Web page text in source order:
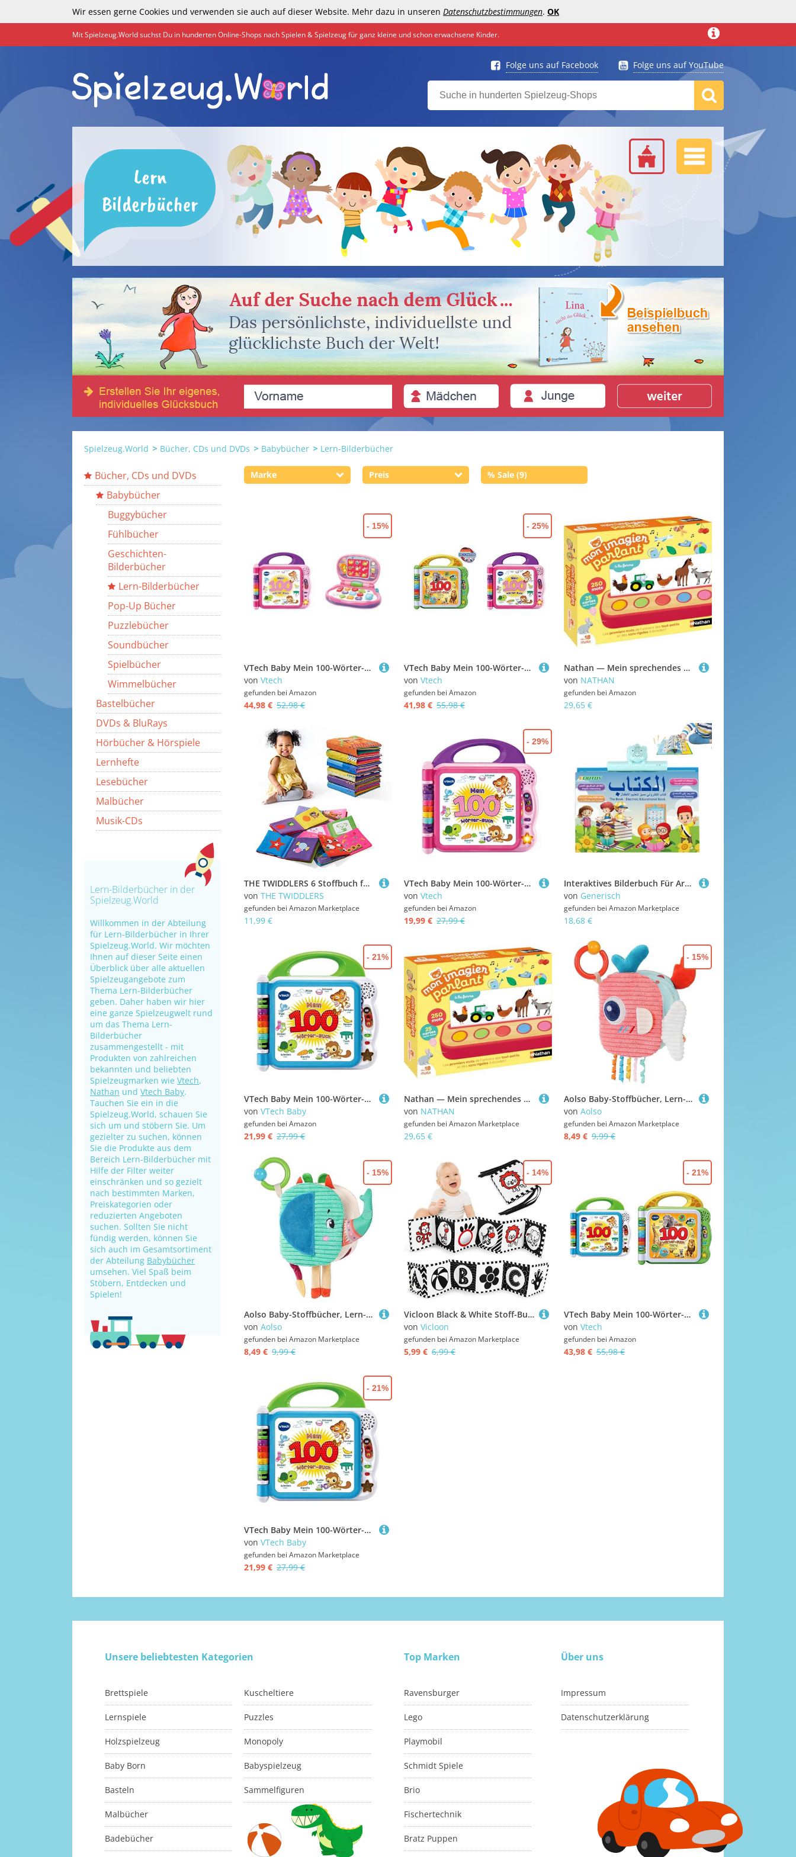
Wir essen gerne Cookies und verwenden sie auch auf dieser Website. Mehr dazu in unseren Datenschutzbestimmungen. OK
Mit Spielzeug.World suchst Du in hunderten Online-Shops nach Spielen & Spielzeug für ganz kleine und schon erwachsene Kinder.
Folge uns auf Facebook Folge uns auf YouTube
Lern
Bilderbücher
Spielzeug.World Bücher, CDs und DVDs Babybücher Lern-Bilderbücher
Bücher, CDs und DVDs
Babybücher
Buggybücher
Fühlbücher
Geschichten-
Bilderbücher
Lern-Bilderbücher
Pop-Up Bücher
Puzzlebücher
Soundbücher
Spielbücher
Wimmelbücher
Bastelbücher
DVDs & BluRays
Hörbücher & Hörspiele
Lernhefte
Lesebücher
Malbücher
Musik-CDs
Lern-Bilderbücher in der
Spielzeug.World
Willkommen in der Abteilung
für Lern-Bilderbücher in Ihrer
Spielzeug.World. Wir möchten
Ihnen auf dieser Seite einen
Überblick über alle aktuellen
Spielzeugangebote zum
Thema Lern-Bilderbücher
geben. Daher haben wir hier
eine ganze Spielzeugwelt rund
um das Thema Lern-
Bilderbücher
zusammengestellt - mit
Produkten von zahlreichen
bekannten und beliebten
Spielzeugmarken wie Vtech,
Nathan und Vtech Baby.
Tauchen Sie ein in die
Spielzeug.World, schauen Sie
sich um und stöbern Sie. Um
gezielter zu suchen, können
Sie die Produkte aus dem
Bereich Lern-Bilderbücher mit
Hilfe der Filter weiter
einschränken und so gezielt
nach bestimmten Marken,
Preiskategorien oder
reduzierten Angeboten
suchen. Sollten Sie nicht
fündig werden, können Sie
sich auch im Gesamtsortiment
der Abteilung Babybücher
umsehen. Viel Spaß beim
Stöbern, Entdecken und
Spielen!
Marke Preis % Sale (9)
VTech Baby Mein 100-Wörter-Buch pink – Interaktives Bilderbuch zum Lernen erster Wörter mit 12 bilingualen Seiten in Deutsch-Englisch – Für Kinder von 2-5 Jahren & Baby 80-191254
von Vtech
gefunden bei Amazon
44,98 € 52,98 €
- 15%
VTech Baby Mein 100-Wörter-Buch: Tiere – Interaktives Bildwörterbuch zum Lernen erster Wörter – 2-5 Jahren & Baby Mein 100-Wörter-Buch pink Interaktives Bilderbuch zum Lernen erster Wörter 2-5 Jahren
von Vtech
gefunden bei Amazon
41,98 € 55,98 €
- 25%
Nathan — Mein sprechendes Bilderbuch — Lernspiel — Interaktives Spiel — Wörter entdecken und lernen — Ab 18 Monaten
von NATHAN
gefunden bei Amazon
29,65 €
THE TWIDDLERS 6 Stoffbuch für Babys, Kinder Bilderbuch Knisterbuch Badebuch - Weich, Beißbar, Waschbar, Ungiftig - Frühes Lernen Interaktives Spielzeug.
von THE TWIDDLERS
gefunden bei Amazon Marketplace
11,99 €
VTech Baby Mein 100-Wörter-Buch pink – Interaktives Bilderbuch zum Lernen erster Wörter mit 12 bilingualen Seiten in Deutsch-Englisch – Für Kinder von 2-5 Jahren
von Vtech
gefunden bei Amazon
19,99 € 27,99 €
- 29%
Interaktives Bilderbuch Für Arabische Buchstaben – Sprechendes Lernbuch Für Die Sprache | Pädagogisches Werk Für Wortschatz Und Phonetik | Zum Lernen Für Kinder
von Generisch
gefunden bei Amazon Marketplace
18,68 €
VTech Baby Mein 100-Wörter-Buch – Interaktives Bilderbuch zum Lernen erster Wörter mit 12 bilingualen Seiten in Deutsch-Englisch – Für Kinder von 2-5 Jahren
von VTech Baby
gefunden bei Amazon
21,99 € 27,99 €
- 21%
Nathan — Mein sprechendes Bilderbuch — Lernspiel — Interaktives Spiel — Wörter entdecken und lernen — Ab 18 Monaten
von NATHAN
gefunden bei Amazon Marketplace
29,65 €
Aolso Baby-Stoffbücher, Lern- und Lehrbuch für Neugeborene, Kinder im Vorschulalter, Spielzeug-Stoffbücher, Weiche Stoffbücher für Babys, Interaktives Bilderbuch Babyspielzeug (Wal)
von Aolso
gefunden bei Amazon Marketplace
8,49 € 9,99 €
- 15%
Aolso Baby-Stoffbücher, Lern- und Lehrbuch für Neugeborene, Kinder im Vorschulalter, Spielzeug-Stoffbücher, Weiche Stoffbücher für Babys, Interaktives Bilderbuch Babyspielzeug (Elefant)
von Aolso
gefunden bei Amazon Marketplace
8,49 € 9,99 €
- 15%
Vicloon Black & White Stoff-Buch,Soft Bilderbuch aus Stoff mit Spiegeln, Schwarz Weiß Doppelseitig Baby Stoffbuch, Wahrnehmungs-Lernspielzeug,Neugeborenes Lernspielzeug Spielzeug Geschenk
von Vicloon
gefunden bei Amazon Marketplace
5,99 € 6,99 €
- 14%
VTech Baby Mein 100-Wörter-Buch – Interaktives Bilderbuch zum Lernen erster Wörter mit 12 bilingualen Seiten in Deutsch-Englisch – Für 2-5 Jahren & Baby Mein 100-Wörter-Buch: Tiere – Für 2-5 Jahren
von Vtech
gefunden bei Amazon
43,98 € 55,98 €
- 21%
VTech Baby Mein 100-Wörter-Buch – Interaktives Bilderbuch zum Lernen erster Wörter mit 12 bilingualen Seiten in Deutsch-Englisch – Für Kinder von 2-5 Jahren
von VTech Baby
gefunden bei Amazon Marketplace
21,99 € 27,99 €
- 21%
Über uns
Impressum
Datenschutzerklärung
Unsere beliebtesten Kategorien
Brettspiele Kuscheltiere
Lernspiele Puzzles
Holzspielzeug Monopoly
Baby Born Babyspielzeug
Basteln Sammelfiguren
Malbücher
Badebücher
Top Marken
Ravensburger
Lego
Playmobil
Schmidt Spiele
Brio
Fischertechnik
Bratz Puppen